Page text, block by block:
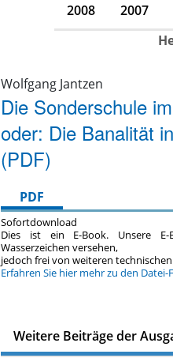
2008 2007
Wolfgang Jantzen
Die Sonderschule
oder: Die Banalität
(PDF)
PDF
Sofortdownload
Dies ist ein E-Book. Unsere
Wasserzeichen versehen,
jedoch frei von weiteren
Erfahren Sie hier mehr zu den
Weitere Beiträge der